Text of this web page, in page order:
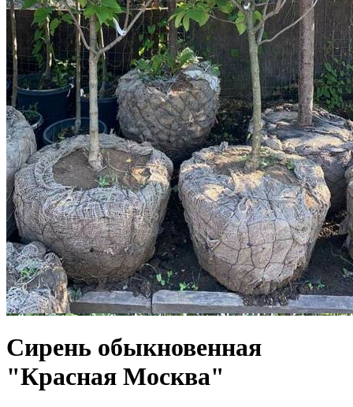
Сирень обыкновенная
"Красная Москва"